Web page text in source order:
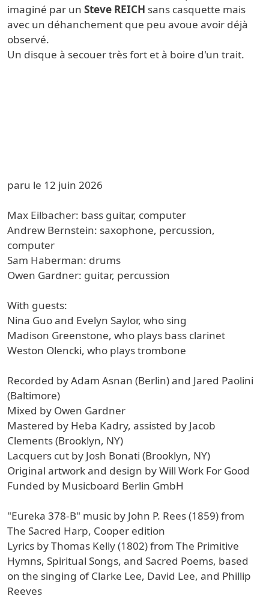
imaginé par un Steve REICH sans casquette mais
avec un déhanchement que peu avoue avoir déjà
observé.
Un disque à secouer très fort et à boire d'un trait.
paru le 12 juin 2026
Max Eilbacher: bass guitar, computer
Andrew Bernstein: saxophone, percussion,
computer
Sam Haberman: drums
Owen Gardner: guitar, percussion
With guests:
Nina Guo and Evelyn Saylor, who sing
Madison Greenstone, who plays bass clarinet
Weston Olencki, who plays trombone
Recorded by Adam Asnan (Berlin) and Jared Paolini
(Baltimore)
Mixed by Owen Gardner
Mastered by Heba Kadry, assisted by Jacob
Clements (Brooklyn, NY)
Lacquers cut by Josh Bonati (Brooklyn, NY)
Original artwork and design by Will Work For Good
Funded by Musicboard Berlin GmbH
"Eureka 378-B" music by John P. Rees (1859) from
The Sacred Harp, Cooper edition
Lyrics by Thomas Kelly (1802) from The Primitive
Hymns, Spiritual Songs, and Sacred Poems, based
on the singing of Clarke Lee, David Lee, and Phillip
Reeves